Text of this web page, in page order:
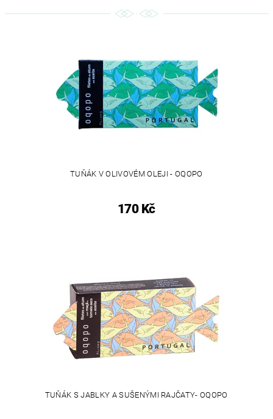
TUŇÁK V OLIVOVÉM OLEJI - OQOPO
170 Kč
TUŇÁK S JABLKY A SUŠENÝMI RAJČATY- OQOPO